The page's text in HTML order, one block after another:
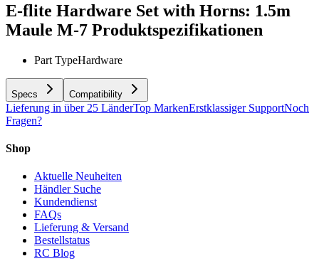
E-flite Hardware Set with Horns: 1.5m
Maule M-7 Produktspezifikationen
Part TypeHardware
Specs Compatibility
Lieferung in über 25 LänderTop MarkenErstklassiger SupportNoch
Fragen?
Shop
Aktuelle Neuheiten
Händler Suche
Kundendienst
FAQs
Lieferung & Versand
Bestellstatus
RC Blog